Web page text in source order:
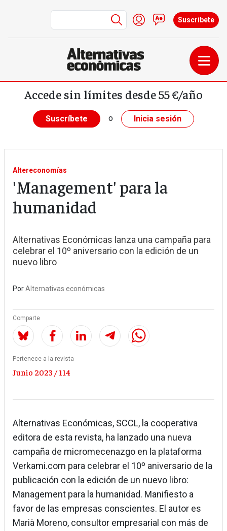
Pasar al contenido principal
Menú de cuenta de
Iniciar sesión
Contacto
Suscríbete
Accede sin límites desde 55 €/año
Suscríbete o Inicia sesión
Altereconomías
'Management' para la
humanidad
Alternativas Económicas lanza una campaña para
celebrar el 10º aniversario con la edición de un
nuevo libro
PorAlternativas económicas
Comparte
Pertenece a la revista
Junio 2023 / 114
Alternativas Económicas, SCCL, la cooperativa
editora de esta revista, ha lanzado una nueva
campaña de micromecenazgo en la plataforma
Verkami.com para celebrar el 10º aniversario de la
publicación con la edición de un nuevo libro:
Management para la humanidad. Manifiesto a
favor de las empresas conscientes. El autor es
Marià Moreno, consultor empresarial con más de